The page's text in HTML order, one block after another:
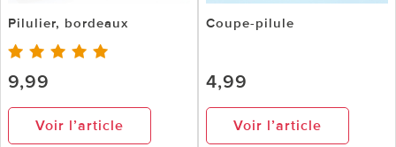
Pilulier, bordeaux
9,99
Voir l’article
Coupe-pilule
4,99
Voir l’article